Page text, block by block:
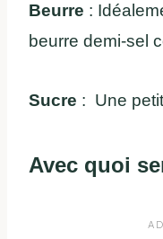
Beurre :
beurre demi-sel
Sucre : Une
Avec quoi